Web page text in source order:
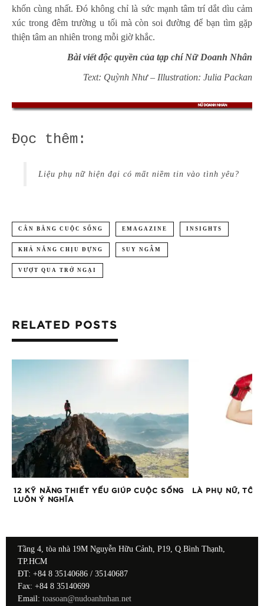
khốn cùng nhất. Đó không chỉ là sức mạnh tâm trí dắt dìu cảm
xúc trong đêm trường u tối mà còn soi đường để bạn tìm gặp
thiện tâm an nhiên trong mỗi giờ khắc.
Bài viết độc quyền của tạp chí Nữ Doanh Nhân
Text: Quỳnh Như – Illustration: Julia Packan
Đọc thêm:
Liệu phụ nữ hiện đại có mất niềm tin vào tình yêu?
CÂN BẰNG CUỘC SỐNG EMAGAZINE INSIGHTS
KHẢ NĂNG CHỊU ĐỰNG SUY NGẪM
VƯỢT QUA TRỞ NGẠI
RELATED POSTS
12 KỸ NĂNG THIẾT YẾU GIÚP CUỘC SỐNG
LUÔN Ý NGHĨA
LÀ PHỤ NỮ, TÔI
Tầng 4, tòa nhà 19M Nguyễn Hữu Cảnh, P19, Q.Bình Thạnh,
TP.HCM
ĐT: +84 8 35140686 / 35140687
Fax: +84 8 35140699
Email: toasoan@nudoanhnhan.net